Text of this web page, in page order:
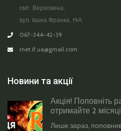
смт. Верховина,
вул. Івана Франка, 19А
067-344-42-39
rnet.if.ua@gmail.com
Новини та акції
Акція! Поповніть
отримайте 2
Лише зараз,